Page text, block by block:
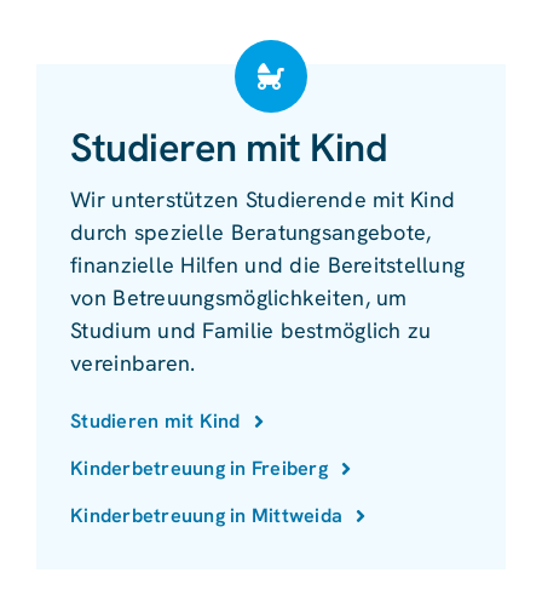
Studieren mit Kind
Wir unterstützen Studierende mit Kind
durch spezielle Beratungsangebote,
finanzielle Hilfen und die Bereitstellung
von Betreuungsmöglichkeiten, um
Studium und Familie bestmöglich zu
vereinbaren.
Studieren mit Kind
Kinderbetreuung in Freiberg
Kinderbetreuung in Mittweida